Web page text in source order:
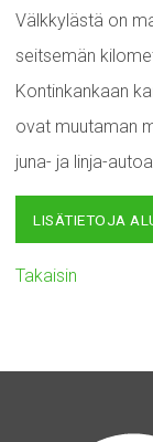
Välkkylästä on
seitsemän
Kontinkankaan
ovat muutaman
juna- ja linja-
LISÄTIETOJA
Takaisin